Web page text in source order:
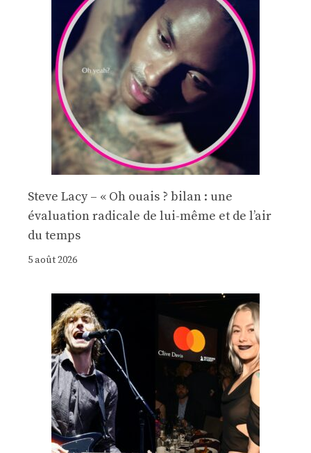
Steve Lacy – « Oh ouais ? bilan : une
évaluation radicale de lui-même et de l’air
du temps
5 août 2026